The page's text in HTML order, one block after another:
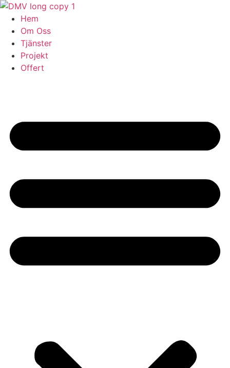
Skip
content
Hem
Om Oss
Tjänster
Projekt
Offert